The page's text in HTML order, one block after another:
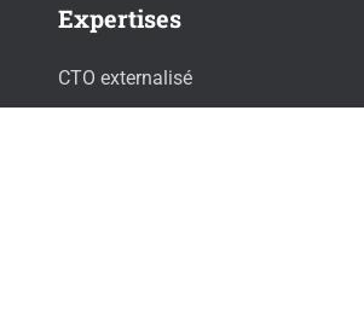
Expertises
CTO externalisé